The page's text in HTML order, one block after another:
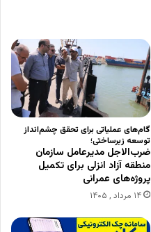
گام‌های عملیاتی برای تحقق چشم‌انداز
توسعه زیرساختی؛
ضرب‌الاجل مدیرعامل سازمان
منطقه آزاد انزلی برای تکمیل
پروژه‌های عمرانی
۱۴ مرداد , ۱۴۰۵